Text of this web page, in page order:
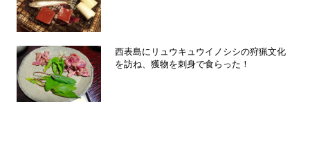
西表島にリュウキュウイノシシの狩猟文化
を訪ね、獲物を刺身で食らった！